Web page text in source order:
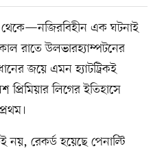
থেকে—নজিরবিহীন এক ঘটনাই
রাতে উলভারহ্যাম্পটনের
জয়ে এমন হ্যাটট্রিকই
প্রিমিয়ার লিগের ইতিহাসে
নয়, রেকর্ড হয়েছে পেনাল্টি